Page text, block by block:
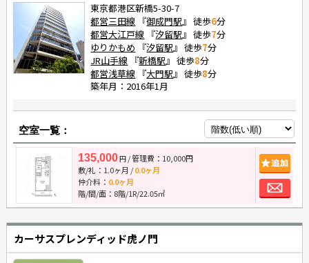
東京都港区新橋5-30-7
都営三田線 『御成門駅 』 徒歩6分
都営大江戸線 『汐留駅 』 徒歩7分
ゆりかもめ 『汐留駅 』 徒歩7分
JR山手線 『新橋駅 』 徒歩8分
都営浅草線 『大門駅 』 徒歩8分
築年月：2016年1月
空室一覧：
135,000円/ 管理費：10,000円
敷/礼： 1.0ヶ月 /0.0ヶ月
仲介料： 0.0ヶ月
階/間/面：8階/1R/22.05㎡
追
お
カーサスプレンディッド虎ノ門